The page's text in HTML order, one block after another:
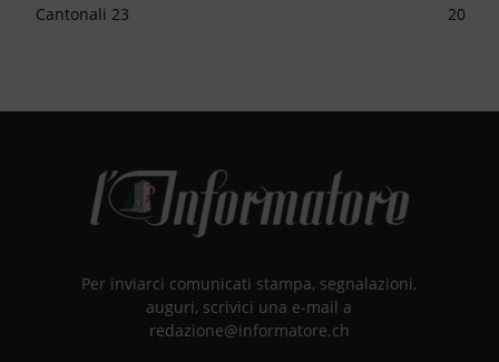
Cantonali 23
20
Per inviarci comunicati stampa, segnalazioni,
auguri, scrivici una e-mail a
redazione@informatore.ch